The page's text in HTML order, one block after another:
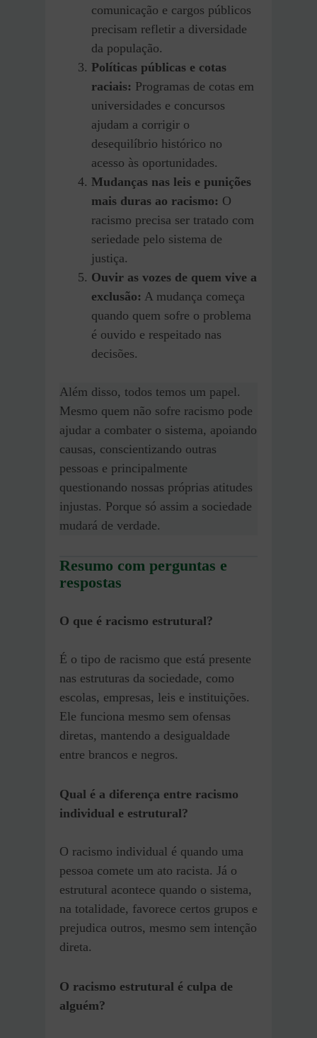
comunicação e cargos públicos
precisam refletir a diversidade
da população.
Políticas públicas e cotas
raciais: Programas de cotas em
universidades e concursos
ajudam a corrigir o
desequilíbrio histórico no
acesso às oportunidades.
Mudanças nas leis e punições
mais duras ao racismo: O
racismo precisa ser tratado com
seriedade pelo sistema de
justiça.
Ouvir as vozes de quem vive a
exclusão: A mudança começa
quando quem sofre o problema
é ouvido e respeitado nas
decisões.
Além disso, todos temos um papel.
Mesmo quem não sofre racismo pode
ajudar a combater o sistema, apoiando
causas, conscientizando outras
pessoas e principalmente
questionando nossas próprias atitudes
injustas. Porque só assim a sociedade
mudará de verdade.
Resumo com perguntas e
respostas
O que é racismo estrutural?
É o tipo de racismo que está presente
nas estruturas da sociedade, como
escolas, empresas, leis e instituições.
Ele funciona mesmo sem ofensas
diretas, mantendo a desigualdade
entre brancos e negros.
Qual é a diferença entre racismo
individual e estrutural?
O racismo individual é quando uma
pessoa comete um ato racista. Já o
estrutural acontece quando o sistema,
na totalidade, favorece certos grupos e
prejudica outros, mesmo sem intenção
direta.
O racismo estrutural é culpa de
alguém?